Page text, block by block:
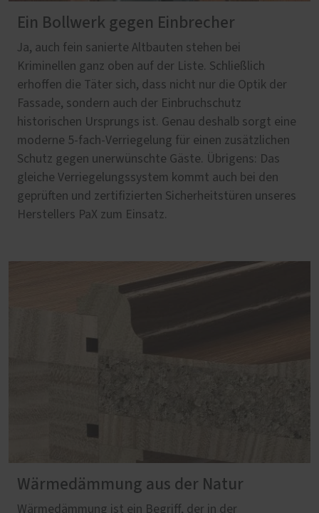
Ein Bollwerk gegen Einbrecher
Ja, auch fein sanierte Altbauten stehen bei
Kriminellen ganz oben auf der Liste. Schließlich
erhoffen die Täter sich, dass nicht nur die Optik der
Fassade, sondern auch der Einbruchschutz
historischen Ursprungs ist. Genau deshalb sorgt eine
moderne 5-fach-Verriegelung für einen zusätzlichen
Schutz gegen unerwünschte Gäste. Übrigens: Das
gleiche Verriegelungssystem kommt auch bei den
geprüften und zertifizierten Sicherheitstüren unseres
Herstellers PaX zum Einsatz.
Wärmedämmung aus der Natur
Wärmedämmung ist ein Begriff, der in der